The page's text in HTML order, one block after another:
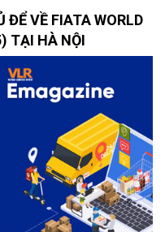
ĐỂ VỀ FIATA WORLD
TẠI HÀ NỘI